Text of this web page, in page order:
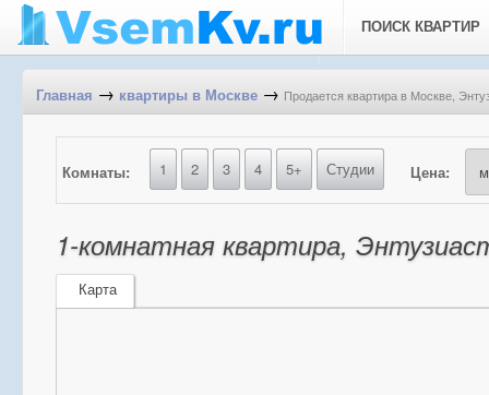
ПОИСК КВАРТИР
Главная → квартиры в Москве → Продается квартира в Москве,
Комнаты: 1 2 3 4 5+ Студии Цена:
1-комнатная квартира,
Карта